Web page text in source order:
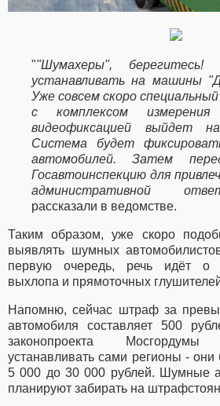
""Шумахеры",
устанавливать на машины
Уже совсем скоро
с комплексом
видеофиксацией выйдет
Система будет
автомобилей. Затем
Госавтоинспекцию для
административной
рассказали в ведомстве.
Таким образом, уже скоро
выявлять шумных
первую очередь, речь идёт о
выхлопа и прямоточных
Напомню, сейчас штраф за
автомобиля составляет 500
законопроекта
устанавливать сами регионы - они
5 000 до 30 000 рублей. Шумные
планируют забирать на